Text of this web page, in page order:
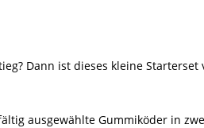
Dann ist dieses kleine Starterset
ausgewählte Gummiköder in